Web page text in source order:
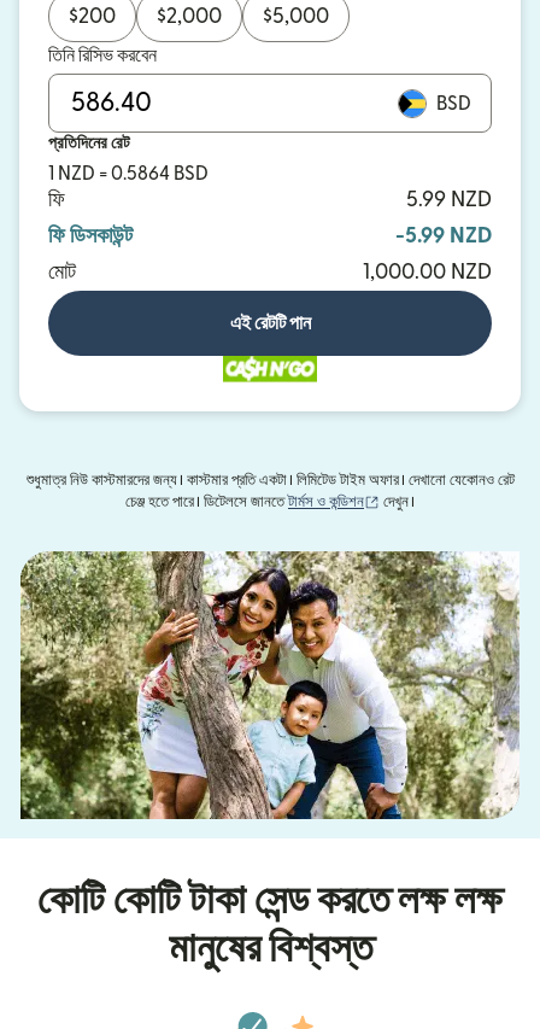
$200 $2,000 $5,000
তিনি রিসিভ করবেন
BSD
প্রতিদিনের রেট
1 NZD = 0.5864 BSD
ফি
5.99 NZD
ফি ডিসকাউন্ট
-5.99 NZD
মোট
1,000.00 NZD
এই রেটটি পান
শুধুমাত্র নিউ কাস্টমারদের জন্য। কাস্টমার প্রতি একটা। লিমিটেড টাইম অফার। দেখানো যেকোনও রেট
চেঞ্জ হতে পারে। ডিটেলসে জানতেটার্মস ও কন্ডিশন (নতুন উইন্ডোতে খুলবে)
দেখুন।
কোটি কোটি টাকা সেন্ড করতে লক্ষ লক্ষ
মানুষের বিশ্বস্ত